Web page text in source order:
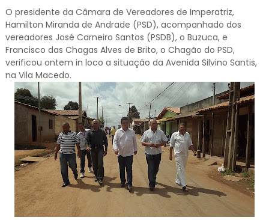
O presidente da Câmara de Vereadores de Imperatriz,
Hamilton Miranda de Andrade (PSD), acompanhado dos
vereadores José Carneiro Santos (PSDB), o Buzuca, e
Francisco das Chagas Alves de Brito, o Chagão do PSD,
verificou ontem in loco a situação da Avenida Silvino Santis,
na Vila Macedo.